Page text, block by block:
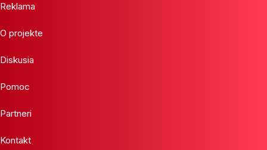
Reklama
O projekte
Diskusia
Pomoc
Partneri
Kontakt